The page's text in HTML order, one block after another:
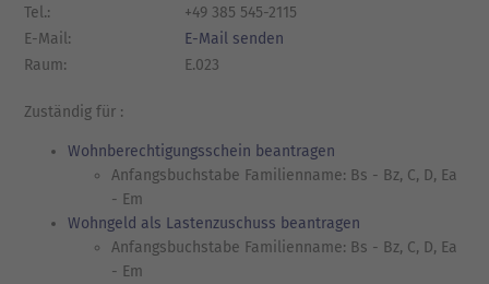
Tel.:
+49 385 545-2115
E-Mail:
E-Mail senden
Raum:
E.023
Zuständig für :
Wohnberechtigungsschein beantragen
Anfangsbuchstabe Familienname: Bs - Bz, C, D, Ea
- Em
Wohngeld als Lastenzuschuss beantragen
Anfangsbuchstabe Familienname: Bs - Bz, C, D, Ea
- Em